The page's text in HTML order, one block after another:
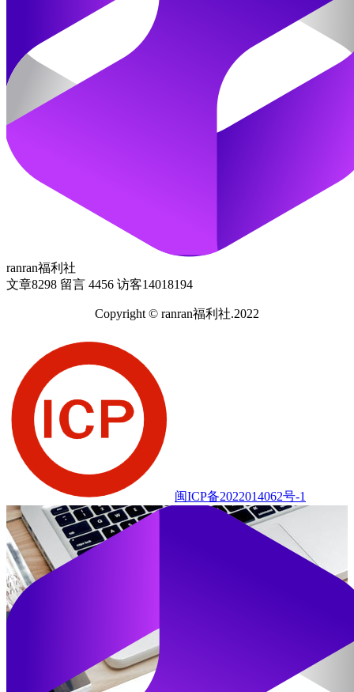
ranran福利社
文章8298 留言 4456 访客14018194
Copyright © ranran福利社.2022
闽ICP备2022014062号-1